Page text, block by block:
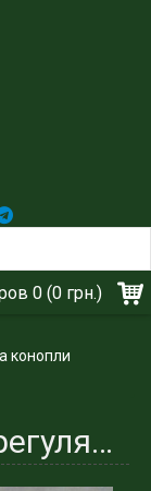
0 (0 грн.)
конопли
Фотопериодичные (регулярные) сорта. Pandora (Пандора ТГК 18%)